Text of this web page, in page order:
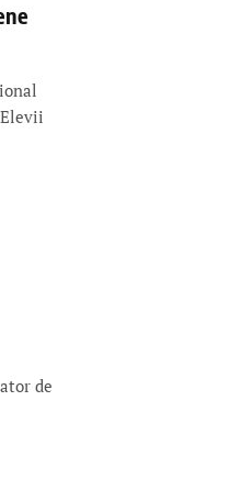
de